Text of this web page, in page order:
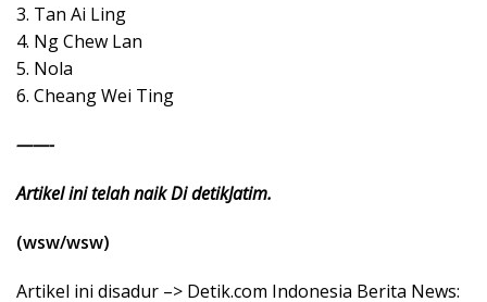
3. Tan Ai Ling
4. Ng Chew Lan
5. Nola
6. Cheang Wei Ting
——-
Artikel ini telah naik Di detikJatim.
(wsw/wsw)
Artikel ini disadur –> Detik.com Indonesia Berita News: